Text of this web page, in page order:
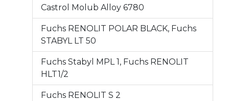
Castrol Molub Alloy 6780
Fuchs RENOLIT POLAR BLACK, Fuchs
STABYL LT 50
Fuchs Stabyl MPL 1, Fuchs RENOLIT
HLT1/2
Fuchs RENOLIT S 2